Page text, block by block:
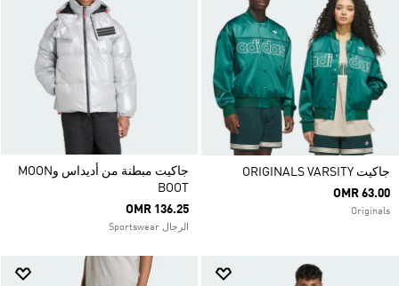
جاكيت ORIGINALS VARSITY
OMR 63.00
Originals
جاكيت مبطنة من أديداس وMOON
BOOT
OMR 136.25
الرجال Sportswear